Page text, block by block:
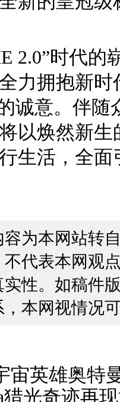
2.0”时代
力拥抱新
诚意。伴
以焕然新
生活，全
为本网站转
代表本网观
性。如稿件
本网视情况
宙英雄奥特
光奇迹再